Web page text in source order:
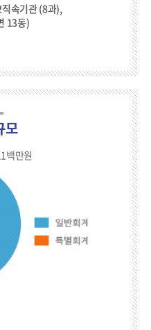
속기관 (8과),
13동)
모
백만원